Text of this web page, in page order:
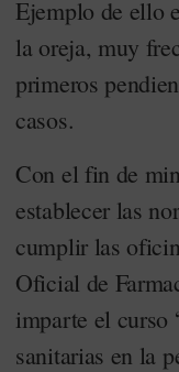
Ejemplo de ello
la oreja, muy
primeros
casos.
Con el fin de
establecer las
cumplir las
Oficial de
imparte el curso
sanitarias en la